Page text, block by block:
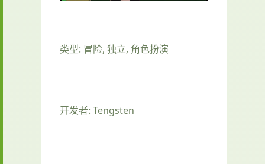
类型: 冒险, 独立, 角色扮演
开发者: Tengsten